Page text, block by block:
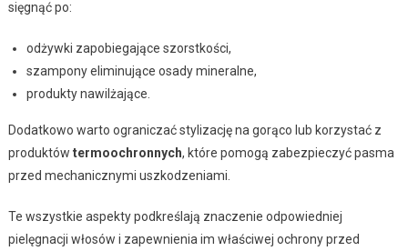
sięgnąć po:
odżywki zapobiegające szorstkości,
szampony eliminujące osady mineralne,
produkty nawilżające.
Dodatkowo warto ograniczać stylizację na gorąco lub korzystać z
produktów termoochronnych, które pomogą zabezpieczyć pasma
przed mechanicznymi uszkodzeniami.
Te wszystkie aspekty podkreślają znaczenie odpowiedniej
pielęgnacji włosów i zapewnienia im właściwej ochrony przed